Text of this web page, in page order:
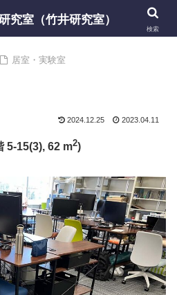
居室・実験室
2024.12.25 2023.04.11
5-15(3), 62 m2)
究室（竹井研究室）
検索